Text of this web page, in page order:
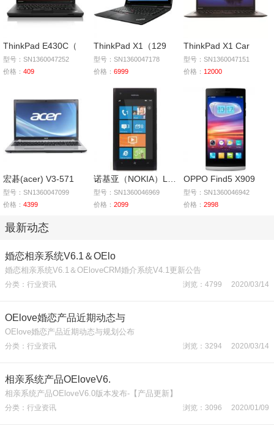
ThinkPad E430C（
型号：SN1360047252
价格： 409
ThinkPad X1（129
型号：SN1360047178
价格： 6999
ThinkPad X1 Car
型号：SN1360047151
价格： 12000
宏碁(acer) V3-571
型号：SN1360047099
价格： 4399
型号：SN1360046969
价格： 2099
OPPO Find5 X909
型号：SN1360046942
价格：2998
最新动态
婚恋相亲系统V6.1＆OElo
婚恋相亲系统V6.1＆OEloveCRM婚介系统V4.1更新公告
分类：行业资讯 浏览：4799 2020/03/14
OElove婚恋产品近期动态与
OElove婚恋产品近期动态与规划公布
分类：行业资讯 浏览：3294 2020/03/14
相亲系统产品OEloveV6.
相亲系统产品OEloveV6.0版本发布-【产品更新】
分类：行业资讯 浏览：3096 2020/01/09